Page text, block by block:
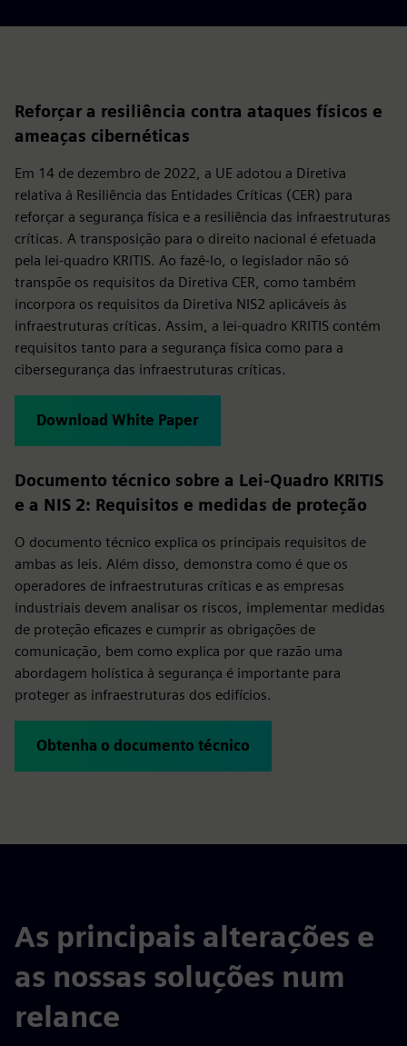
Reforçar a resiliência contra ataques físicos e
ameaças cibernéticas
Em 14 de dezembro de 2022, a UE adotou a Diretiva
relativa à Resiliência das Entidades Críticas (CER) para
reforçar a segurança física e a resiliência das infraestruturas
críticas. A transposição para o direito nacional é efetuada
pela lei-quadro KRITIS. Ao fazê-lo, o legislador não só
transpõe os requisitos da Diretiva CER, como também
incorpora os requisitos da Diretiva NIS2 aplicáveis às
infraestruturas críticas. Assim, a lei-quadro KRITIS contém
requisitos tanto para a segurança física como para a
cibersegurança das infraestruturas críticas.
Download White Paper
Documento técnico sobre a Lei-Quadro KRITIS
e a NIS 2: Requisitos e medidas de proteção
O documento técnico explica os principais requisitos de
ambas as leis. Além disso, demonstra como é que os
operadores de infraestruturas críticas e as empresas
industriais devem analisar os riscos, implementar medidas
de proteção eficazes e cumprir as obrigações de
comunicação, bem como explica por que razão uma
abordagem holística à segurança é importante para
proteger as infraestruturas dos edifícios.
Obtenha o documento técnico
As principais alterações e
as nossas soluções num
relance